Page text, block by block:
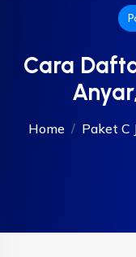
Cara
Home Paket C